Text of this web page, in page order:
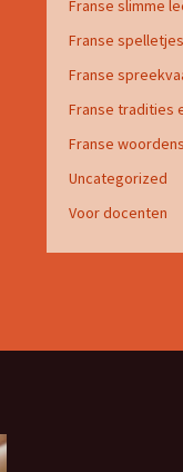
Franse slimme
Franse spelletjes
Franse
Franse tradities
Franse
Uncategorized
Voor docenten